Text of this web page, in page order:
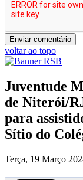
voltar ao topo
Juventude
de Niterói/
para
Sítio do
Terça, 19 Março